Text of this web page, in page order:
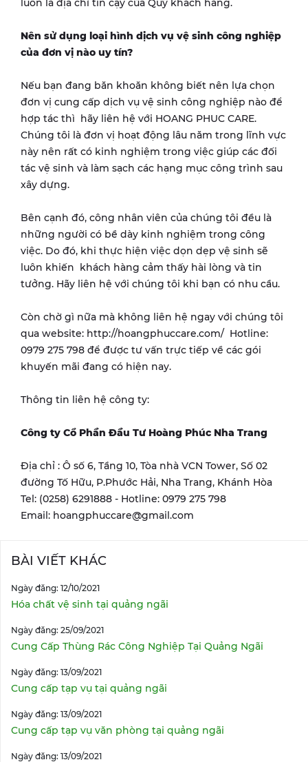
luôn là địa chỉ tin cậy của Quý khách hàng.
Nên sử dụng loại hình dịch vụ vệ sinh công nghiệp
của đơn vị nào uy tín?
Nếu bạn đang băn khoăn không biết nên lựa chọn
đơn vị cung cấp dịch vụ vệ sinh công nghiệp nào để
hợp tác thì hãy liên hệ với HOANG PHUC CARE.
Chúng tôi là đơn vị hoạt động lâu năm trong lĩnh vực
này nên rất có kinh nghiệm trong việc giúp các đối
tác vệ sinh và làm sạch các hạng mục công trình sau
xây dựng.
Bên cạnh đó, công nhân viên của chúng tôi đều là
những người có bề dày kinh nghiệm trong công
việc. Do đó, khi thực hiện việc dọn dẹp vệ sinh sẽ
luôn khiến khách hàng cảm thấy hài lòng và tin
tưởng. Hãy liên hệ với chúng tôi khi bạn có nhu cầu.
Còn chờ gì nữa mà không liên hệ ngay với chúng tôi
qua website: http://hoangphuccare.com/ Hotline:
0979 275 798 để được tư vấn trực tiếp về các gói
khuyến mãi đang có hiện nay.
Thông tin liên hệ công ty:
Công ty Cổ Phần Đầu Tư Hoàng Phúc Nha Trang
Địa chỉ : Ô số 6, Tầng 10, Tòa nhà VCN Tower, Số 02
đường Tố Hữu, P.Phước Hải, Nha Trang, Khánh Hòa
Tel: (0258) 6291888 - Hotline: 0979 275 798
Email: hoangphuccare@gmail.com
BÀI VIẾT KHÁC
Ngày đăng: 12/10/2021
Hóa chất vệ sinh tại quảng ngãi
Ngày đăng: 25/09/2021
Cung Cấp Thùng Rác Công Nghiệp Tại Quảng Ngãi
Ngày đăng: 13/09/2021
Cung cấp tạp vụ tại quảng ngãi
Ngày đăng: 13/09/2021
Cung cấp tạp vụ văn phòng tại quảng ngãi
Ngày đăng: 13/09/2021